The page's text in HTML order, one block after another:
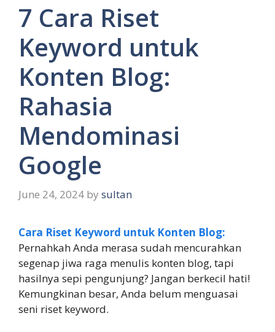
7 Cara Riset
Keyword untuk
Konten Blog:
Rahasia
Mendominasi
Google
June 24, 2024 by sultan
Cara Riset Keyword untuk Konten Blog:
Pernahkah Anda merasa sudah mencurahkan
segenap jiwa raga menulis konten blog, tapi
hasilnya sepi pengunjung? Jangan berkecil hati!
Kemungkinan besar, Anda belum menguasai
seni riset keyword.